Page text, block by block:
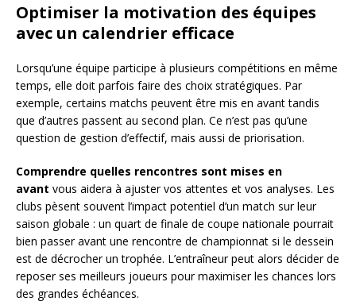
Optimiser la motivation des équipes
avec un calendrier efficace
Lorsqu’une équipe participe à plusieurs compétitions en même
temps, elle doit parfois faire des choix stratégiques. Par
exemple, certains matchs peuvent être mis en avant tandis
que d’autres passent au second plan. Ce n’est pas qu’une
question de gestion d’effectif, mais aussi de priorisation.
Comprendre quelles rencontres sont mises en
avant vous aidera à ajuster vos attentes et vos analyses. Les
clubs pèsent souvent l’impact potentiel d’un match sur leur
saison globale : un quart de finale de coupe nationale pourrait
bien passer avant une rencontre de championnat si le dessein
est de décrocher un trophée. L’entraîneur peut alors décider de
reposer ses meilleurs joueurs pour maximiser les chances lors
des grandes échéances.